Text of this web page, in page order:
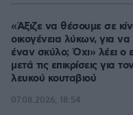
«Άξιζε να θέσουμε σε
οικογένεια λύκων, για
έναν σκύλο; Όχι» λέει ο
μετά τις επικρίσεις για
λευκού κουταβιού
07.08.2026, 18:54